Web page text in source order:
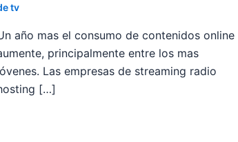
tv
año mas el consumo de contenidos online
principalmente entre los mas
Las empresas de streaming radio
[…]